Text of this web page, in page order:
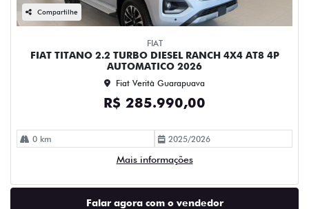
Compartilhe
FIAT
FIAT TITANO 2.2 TURBO DIESEL RANCH 4X4 AT8 4P
AUTOMATICO 2026
Fiat Verità Guarapuava
R$ 285.990,00
0 km 2025/2026
Mais informações
Falar agora com o vendedor